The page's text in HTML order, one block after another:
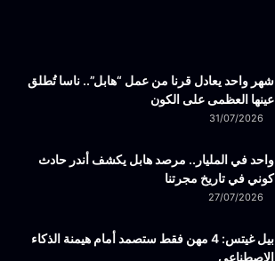
شهر واحد يعادل قرنا من عمل “هابل”.. ناسا تُطلق
عينها العظمى على الكون
31/07/2026
واحد في المليار.. مرصد هابل يكشف أندر حادث
كوني في تاريخ مجرتنا
27/07/2026
بيل غيتس: 4 مهن فقط ستصمد أمام هيمنة الذكاء
الاصطناعي